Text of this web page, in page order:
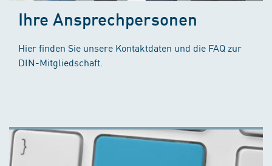
Ihre Ansprechpersonen
Hier finden Sie unsere Kontaktdaten und die FAQ zur
DIN-Mitgliedschaft.